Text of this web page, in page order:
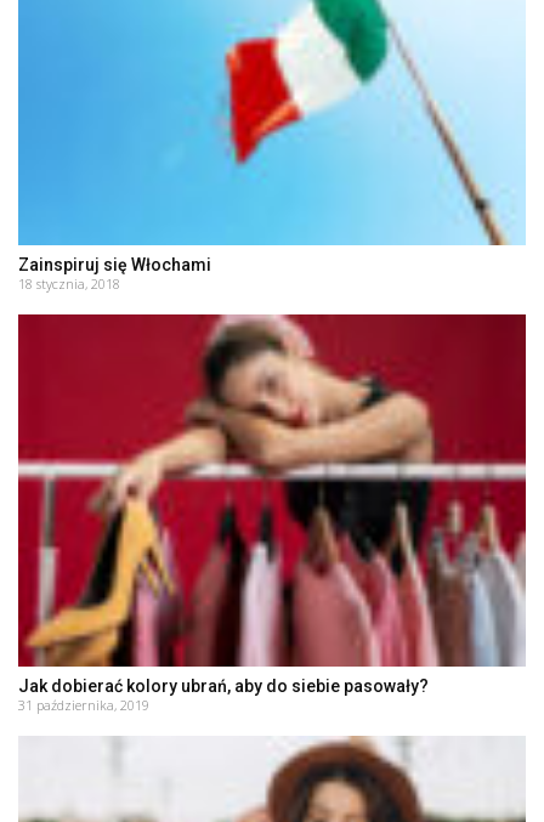
Zainspiruj się Włochami
18 stycznia, 2018
Jak dobierać kolory ubrań, aby do siebie pasowały?
31 października, 2019